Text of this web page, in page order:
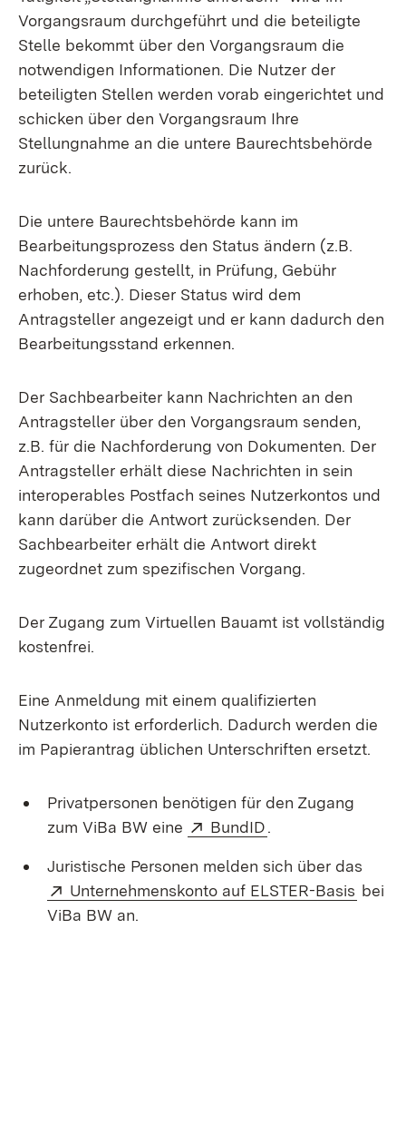
Vorgangsraum durchgeführt und die beteiligte
Stelle bekommt über den Vorgangsraum die
notwendigen Informationen. Die Nutzer der
beteiligten Stellen werden vorab eingerichtet und
schicken über den Vorgangsraum Ihre
Stellungnahme an die untere Baurechtsbehörde
zurück.
Die untere Baurechtsbehörde kann im
Bearbeitungsprozess den Status ändern (z.B.
Nachforderung gestellt, in Prüfung, Gebühr
erhoben, etc.). Dieser Status wird dem
Antragsteller angezeigt und er kann dadurch den
Bearbeitungsstand erkennen.
Der Sachbearbeiter kann Nachrichten an den
Antragsteller über den Vorgangsraum senden,
z.B. für die Nachforderung von Dokumenten. Der
Antragsteller erhält diese Nachrichten in sein
interoperables Postfach seines Nutzerkontos und
kann darüber die Antwort zurücksenden. Der
Sachbearbeiter erhält die Antwort direkt
zugeordnet zum spezifischen Vorgang.
Der Zugang zum Virtuellen Bauamt ist vollständig
kostenfrei.
Eine Anmeldung mit einem qualifizierten
Nutzerkonto ist erforderlich. Dadurch werden die
im Papierantrag üblichen Unterschriften ersetzt.
Privatpersonen benötigen für den Zugang
zum ViBa BW eine
Extern:
BundID.
Juristische Personen melden sich über das
Extern:
Unternehmenskonto auf ELSTER-Basis bei
ViBa BW an.